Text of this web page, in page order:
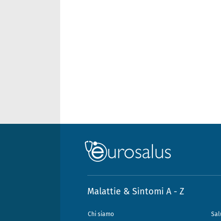
Malattie & Sintomi A - Z
Chi siamo